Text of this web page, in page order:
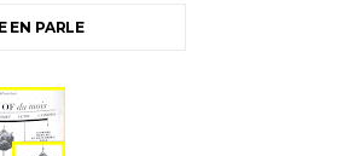
EN PARLE